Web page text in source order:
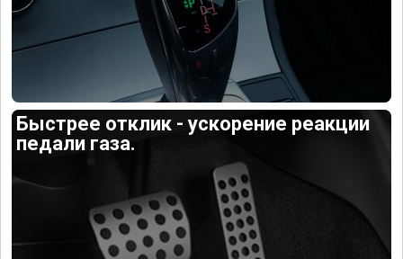
Быстрее отклик - ускорение реакции
педали газа.